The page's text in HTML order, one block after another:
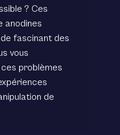
? Ces
anodines
fascinant des
vous
problèmes
de